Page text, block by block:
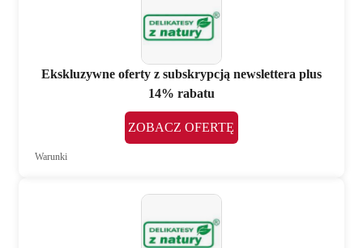
Ekskluzywne oferty z subskrypcją newslettera plus
14% rabatu
ZOBACZ OFERTĘ
Warunki